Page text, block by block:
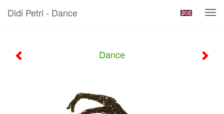
Didi Petri - Dance
Dance